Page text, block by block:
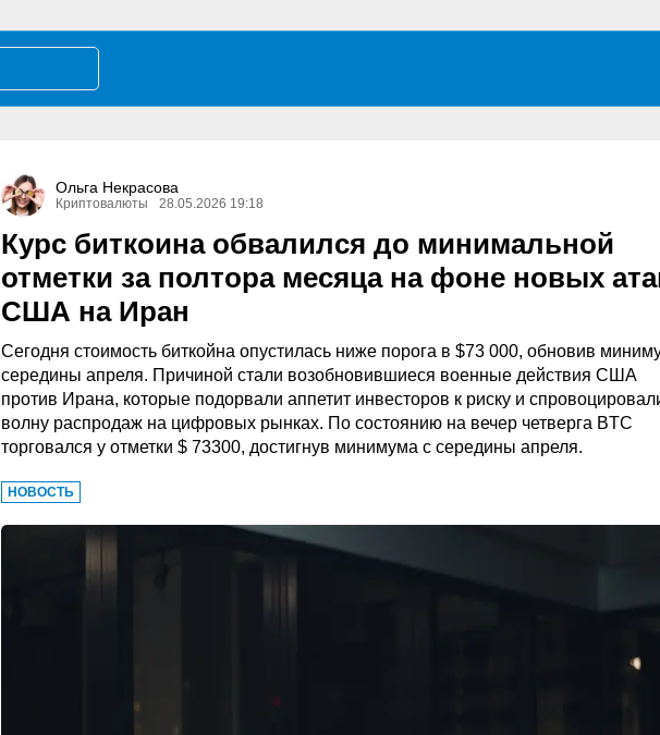
Ольга Некрасова
Криптовалюты 28.05.2026 19:18
Курс биткоина обвалился до минимальной
отметки за полтора месяца на фоне новых
США на Иран
Сегодня стоимость биткойна опустилась ниже порога в $73 000, обновив
середины апреля. Причиной стали возобновившиеся военные действия США
против Ирана, которые подорвали аппетит инвесторов к риску и
волну распродаж на цифровых рынках. По состоянию на вечер четверга BTC
торговался у отметки $ 73300, достигнув минимума с середины апреля.
НОВОСТЬ